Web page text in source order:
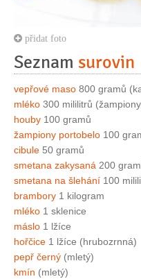
přidat foto
Seznam surovin
vepřové maso 800 gramů
mléko 300 mililitrů
houby 100 gramů
žampiony portobelo 100
cibule 50 gramů
smetana zakysaná 200
smetana na šlehání 100
brambory 1 kilogram
mléko 1 sklenice
máslo 1 lžíce
hořčice 1 lžíce (hrubozrnná)
pepř černý (mletý)
kmín (mletý)